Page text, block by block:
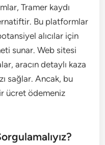
Tramer kaydı
Bu platformlar
alıcılar için
sunar. Web sitesi
aracın detaylı kaza
sağlar. Ancak, bu
ücret ödemeniz